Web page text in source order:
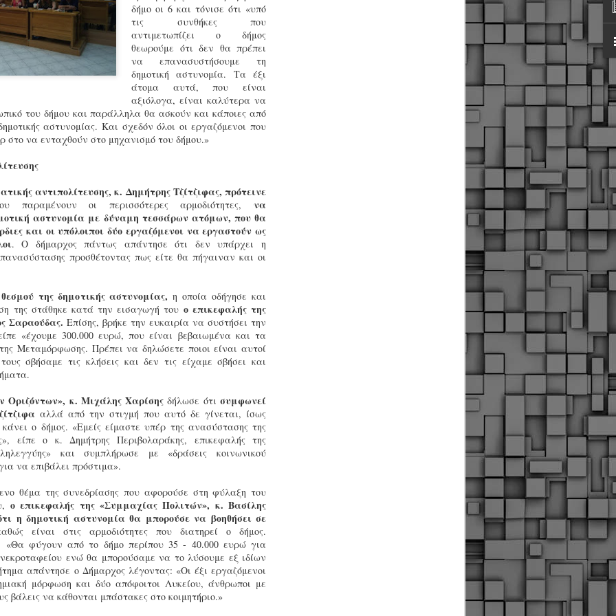
‬δήμο‭ ‬οι‭ ‬6‭ ‬και‭ ‬τόνισε‭ ‬ότι‭ «‬υπό‭
‬τις‭ ‬συνθήκες‭ ‬που‭
‬αντιμετωπίζει‭ ‬ο‭ ‬δήμος‭
‬θεωρούμε‭ ‬ότι‭ ‬δεν‭ ‬θα‭ ‬πρέπει‭
‬να‭ ‬επανασυστήσουμε‭ ‬τη‭
‬δημοτική‭ ‬αστυνομία.‭ ‬Τα‭ ‬έξι‭
‬άτομα‭ ‬αυτά,‭ ‬που‭ ‬είναι‭
‬αξιόλογα,‭ ‬είναι‭ ‬καλύτερα‭ ‬να‭
‬του‭ ‬δήμου‭ ‬και‭ ‬παράλληλα‭ ‬θα‭ ‬ασκούν‭ ‬και‭ ‬κάποιες‭ ‬από‭
‬αστυνομίας. Και‭ ‬σχεδόν‭ ‬όλοι‭ ‬οι‭ ‬εργαζόμενοι‭ ‬που‭
‬στο‭ ‬να‭ ‬ενταχθούν‭ ‬στο‭ ‬μηχανισμό‭ ‬του‭ ‬δήμου.‭»‬
‬αντιπολίτευσης,‭ ‬κ.‭ ‬Δημήτρης‭ ‬Τζίτζιφας,‭ ‬πρότεινε
‬οι‭ ‬περισσότερες‭ ‬αρμοδιότητες,‭ ‬να‭
‬αστυνομία‭ ‬με‭ ‬δύναμη‭ ‬τεσσάρων‭ ‬ατόμων,‭ ‬που‭ ‬θα‭
‬και‭ ‬οι‭ ‬υπόλοιποι‭ ‬δύο‭ ‬εργαζόμενοι‭ ‬να‭ ‬εργαστούν‭ ‬ως‭
.‭ ‬Ο‭ ‬δήμαρχος‭ ‬πάντως‭ ‬απάντησε‭ ‬ότι‭ ‬δεν‭ ‬υπάρχει‭ ‬η‭
‬προσθέτοντας‭ ‬πως‭ ‬είτε‭ ‬θα‭ ‬πήγαιναν‭ ‬και‭ ‬οι‭
‬της‭ ‬δημοτικής‭ ‬αστυνομίας, ‭ ‬η‭ ‬οποία‭ ‬οδήγησε‭ ‬και‭
‬της‭ ‬στάθηκε‭ ‬κατά‭ ‬την‭ ‬εισαγωγή‭ ‬του‭ ‬ο‭ ‬επικεφαλής‭ ‬της‭
‬Σαραούδας.‭ Επίσης,‭ ‬βρήκε‭ ‬την‭ ‬ευκαιρία‭ ‬να‭ ‬συστήσει‭ ‬την‭
«‬έχουμε‭ ‬300.000‭ ‬ευρώ,‭ ‬που‭ ‬είναι‭ ‬βεβαιωμένα‭ ‬και‭ ‬τα‭
‬Μεταμόρφωσης.‭ ‬Πρέπει‭ ‬να‭ ‬δηλώσετε‭ ‬ποιοι‭ ‬είναι‭ ‬αυτοί‭
‬σβήσαμε‭ ‬τις‭ ‬κλήσεις‭ ‬και‭ ‬δεν‭ ‬τις‭ ‬είχαμε‭ ‬σβήσει‭ ‬και‭
‬Οριζόντων‭»‬,‭ ‬κ.‭ ‬Μιχάλης‭ ‬Χαρίσης ‭ ‬δήλωσε‭ ‬ότι‭‬συμφωνεί‭
‬αλλά‭ ‬από‭ ‬την‭ ‬στιγμή‭ ‬που‭ ‬αυτό‭ ‬δε‭ ‬γίνεται,‭ ‬ίσως‭
‬ο‭ ‬δήμος.‭ «‬Εμείς‭ ‬είμαστε‭ ‬υπέρ‭ ‬της‭ ‬ανασύστασης‭ ‬της‭
‬είπε‭ ‬ο‭ ‬κ.‭ ‬Δημήτρης‭ ‬Περιβολαράκης,‭ ‬επικεφαλής‭ ‬της‭
και‭ ‬συμπλήρωσε‭ ‬με‭ «‬δράσεις‭ ‬κοινωνικού‭
‬να‭ ‬επιβάλει‭ ‬πρόστιμα‭»‬.‭
‬θέμα‭ ‬της‭ ‬συνεδρίασης‭ ‬που‭ ‬αφορούσε‭ ‬στη‭ ‬φύλαξη‭ ‬του‭
ο‭ ‬επικεφαλής‭ ‬της‭ «‬Συμμαχίας‭ ‬Πολιτών‭»‬,‭ ‬κ.‭ ‬Βασίλης‭
‬η‭ ‬δημοτική‭ ‬αστυνομία‭ ‬θα‭ ‬μπορούσε‭ ‬να‭ ‬βοηθήσει‭ ‬σε‭
‬είναι‭ ‬στις‭ ‬αρμοδιότητες‭ ‬που‭ ‬διατηρεί‭ ‬ο‭ ‬δήμος.‭
«‬Θα‭ ‬φύγουν‭ ‬από‭ ‬το‭ ‬δήμο‭ ‬περίπου‭ ‬35‭ ‬-‭ ‬40.000‭ ‬ευρώ‭ ‬για‭
‬ενώ‭ ‬θα‭ ‬μπορούσαμε‭ ‬να‭ ‬το‭ ‬λύσουμε‭ ‬εξ‭ ‬ιδίων‭
‬απάντησε‭ ‬ο‭ ‬Δήμαρχος‭ ‬λέγοντας:‭ «‬Οι‭ ‬έξι‭ ‬εργαζόμενοι‭
‬μόρφωση‭ ‬και‭ ‬δύο‭ ‬απόφοιτοι‭ ‬Λυκείου,‭ ‬άνθρωποι‭ ‬με‭
‬βάλεις‭ ‬να‭ ‬κάθονται‭ ‬μπάστακες‭ ‬στο‭ ‬κοιμητήριο.‭»‬
εκπαιδευμένους δημοτικούς αστυνομικούς, οι οποίοι έχουν
ήδη ολοκληρώσει την προβλεπόμενη εκπαίδευσή τους και
είναι έτοιμοι να αναλάβουν καθήκοντα.
Στο πλαίσιο της προετοιμασίας, ο Δήμος παρέλαβε τρία
ολοκαίνουργια σκούτερ, τα οποία θα χρησιμοποιούνται για
τις περιπολίες και τις καθημερινές μετακινήσεις των
στελεχών της υπηρεσίας.
JUN
4
Απολογισμός των
ελέγχων σε ιδιοκτήτες
ζώων συντροφιάς τον
Μάιο από τη Δημοτική
Αστυνομία
Θεσσαλονίκης
Τον απολογισμό των δράσεων
της για την προστασία των
ζώων συντροφιάς τον μήνα
Μάιο 2026 παρουσιάζει η
Δημοτική Αστυνομία
Θεσσαλονίκης.
Συγκεκριμένα,
πραγματοποιήθηκαν έλεγχοι
από αμιγή κλιμάκια
(αποκλειστικά της Δημοτικής
Αστυνομίας), καθώς και από
μικτά κλιμάκια σε
συνεργασία με την Ελληνική
Αστυνομία (ΕΛ.ΑΣ.). Στόχος
των ελέγχων ήταν η τήρηση
των κανόνων ευζωίας των
ζώων και η τήρηση των
υποχρεώσεων των ιδιοκτητών,
JUN
4
Δημοτική Αστυνομία
Θεσσαλονίκης: Ένταση
κατά την διάρκεια
ελέγχων τήρησης
νομοθεσίας για τα
δεσποζόμενα ζώα
συντροφιάς στο Πεδίον
Ένταση επικράτησε στο Πεδίον
του Άρεως κατά τη διάρκεια
ελέγχων που
πραγματοποιούσε η Δημοτική
Αστυνομία για την τήρηση των
υποχρεώσεων που
συντροφιάς, όπως η
ηλεκτρονική σήμανση
(microchip) και η κατοχή των
απαραίτητων εγγράφων.
Το περιστατικό σημειώθηκε
όταν δημοτικοί αστυνομικοί
προχώρησαν σε έλεγχο
σκύλου που συνόδευε μία
γυναίκα. Η ιδιοκτήτρια
Γρεβενά - Τμήμα Δοκίμων Αστυφυλάκων:
Εκπαιδευόμενοι Δημοτικοί Αστυνομικοί έκαναν χρήση
κάνναβης στην αυλή της σχολής
σύλληψη δύο εκπαιδευόμενων Δημοτικών Αστυνομικών
33 και 31 ετών, για ναρκωτικά, προχώρησαν το βράδυ
Τετάρτης 6 Μαΐου οι αστυνομικοί στα Γρεβενά.
με τις Αρχές, οι δύο άνδρες εντοπίστηκαν από
του Τμήματος Δοκίμων Αστυφυλάκων Γρεβενών στον
χώρο της σχολής, τη στιγμή που έκαναν χρήση
τον έλεγχο που ακολούθησε, στην κατοχή του 33χρονου
και κατασχέθηκε συσκευασία με ακατέργαστη
συνολικού μικτού βάρους 17,07 γραμμαρίων.
Δήμαρχος Σερρών: «Εκφράζω τη βαθιά μου
αναγνώριση και τις θερμές μου ευχαριστίες στη
Δημοτική Αστυνομία Σερρών»
στόχο μία πόλη χωρίς αποκλεισμούς ο Δήμος Σερρών